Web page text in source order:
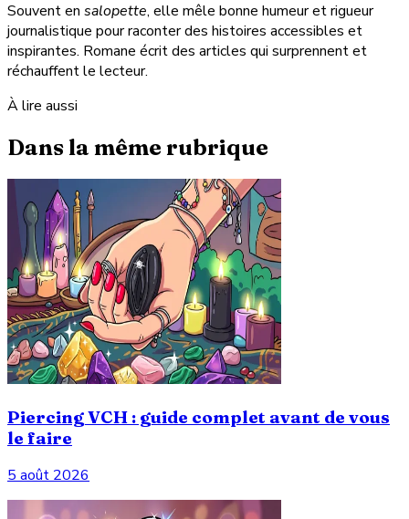
Souvent en salopette, elle mêle bonne humeur et rigueur
journalistique pour raconter des histoires accessibles et
inspirantes. Romane écrit des articles qui surprennent et
réchauffent le lecteur.
À lire aussi
Dans la même rubrique
Piercing VCH : guide complet avant de vous
le faire
5 août 2026